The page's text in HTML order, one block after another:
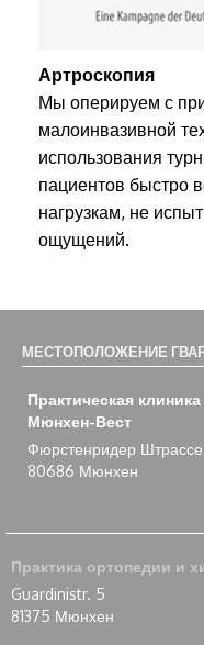
Артроскопия
Мы оперируем с
малоинвазивной
использования
пациентов быстро
нагрузкам, не
ощущений.
МЕСТОПОЛОЖЕНИЕ
Практическая
Мюнхен-Вест
Фюрстенридер Штрассе
80686 Мюнхен
Практика ортопедии и
Guardinistr. 5
81375 Мюнхен